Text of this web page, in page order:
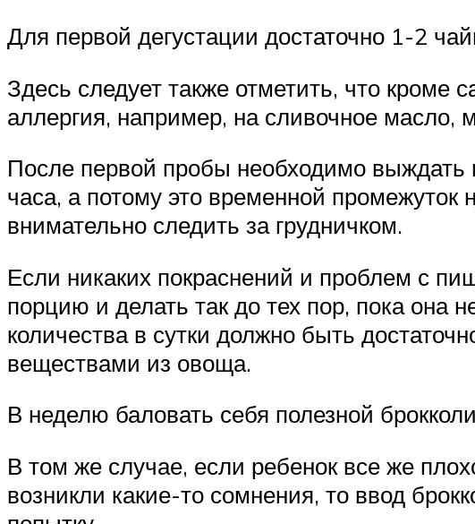
Для первой дегустации достаточно 1-2
Здесь следует также отметить, что кроме
аллергия, например, на сливочное масло,
После первой пробы необходимо выждать
часа, а потому это временной промежуток
внимательно следить за грудничком.
Если никаких покраснений и проблем с
порцию и делать так до тех пор, пока она
количества в сутки должно быть
веществами из овоща.
В неделю баловать себя полезной
В том же случае, если ребенок все же
возникли какие-то сомнения, то ввод